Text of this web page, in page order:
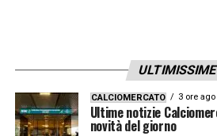
ULTIMISSIME
CALCIOMERCATO 3 ore ago
Ultime notizie
novità del giorno